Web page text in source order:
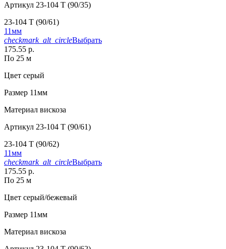
Артикул 23-104 T (90/35)
23-104 T (90/61)
11мм
checkmark_alt_circleВыбрать
175.55 р.
По 25 м
Цвет серый
Размер 11мм
Материал вискоза
Артикул 23-104 T (90/61)
23-104 T (90/62)
11мм
checkmark_alt_circleВыбрать
175.55 р.
По 25 м
Цвет серый/бежевый
Размер 11мм
Материал вискоза